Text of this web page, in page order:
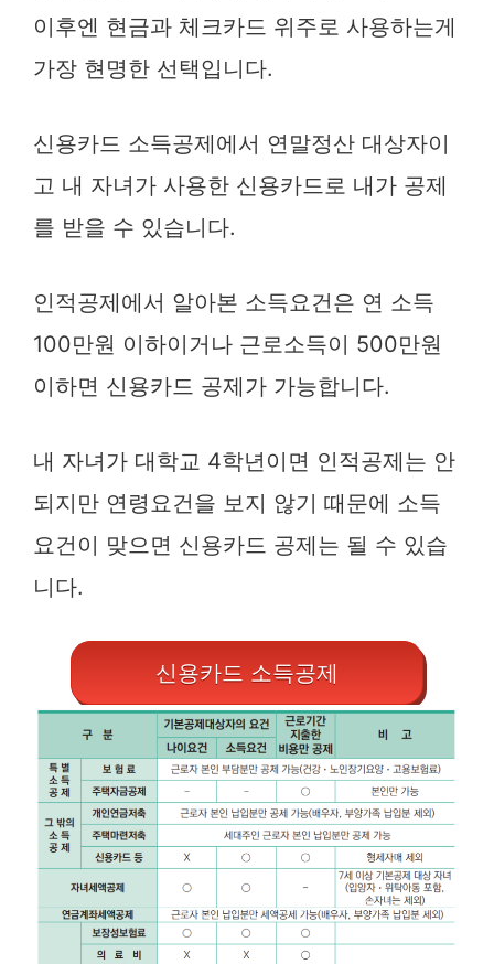
이후엔 현금과 체크카드 위주로 사용하는게
가장 현명한 선택입니다.
신용카드 소득공제에서 연말정산 대상자이
고 내 자녀가 사용한 신용카드로 내가 공제
를 받을 수 있습니다.
인적공제에서 알아본 소득요건은 연 소득
100만원 이하이거나 근로소득이 500만원
이하면 신용카드 공제가 가능합니다.
내 자녀가 대학교 4학년이면 인적공제는 안
되지만 연령요건을 보지 않기 때문에 소득
요건이 맞으면 신용카드 공제는 될 수 있습
니다.
신용카드 소득공제